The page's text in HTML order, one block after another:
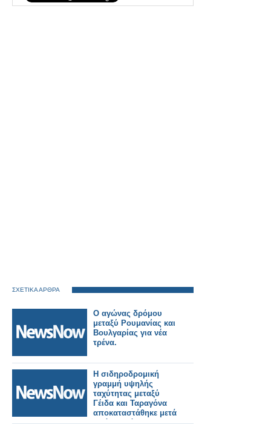
ΣΧΕΤΙΚΑ ΑΡΘΡΑ
Ο αγώνας δρόμου
μεταξύ Ρουμανίας και
Βουλγαρίας για νέα
τρένα.
Η σιδηροδρομική
γραμμή υψηλής
ταχύτητας μεταξύ
Γέιδα και Ταραγόνα
αποκαταστάθηκε μετά